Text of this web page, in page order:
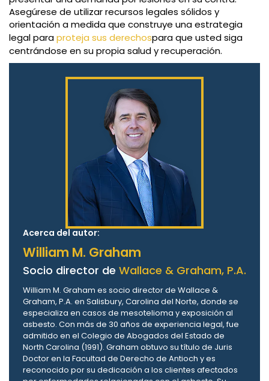
Asegúrese de utilizar recursos legales sólidos y
orientación a medida que construye una estrategia
legal paraproteja sus derechospara que usted siga
centrándose en su propia salud y recuperación.
Acerca del autor:
William M. Graham
Socio director de Wallace & Graham, P.A.
William M. Graham es socio director de Wallace &
Graham, P.A. en Salisbury, Carolina del Norte, donde se
especializa en casos de mesotelioma y exposición al
asbesto. Con más de 30 años de experiencia legal, fue
admitido en el Colegio de Abogados del Estado de
North Carolina (1991). Graham obtuvo su título de Juris
Doctor en la Facultad de Derecho de Antioch y es
reconocido por su dedicación a los clientes afectados